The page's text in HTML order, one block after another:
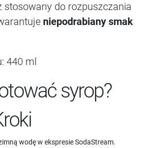
stosowany do rozpuszczania
niepodrabiany smak
440 ml
syrop?
wodę w ekspresie SodaStream.